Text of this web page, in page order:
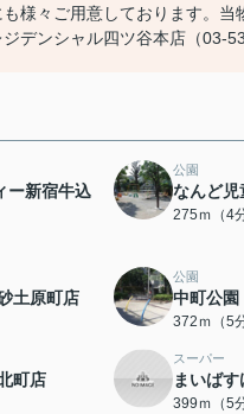
様々ご用意しております。
デンシャル四ツ谷本店（03-
ー新宿牛込
公園
なんど児
275ｍ（4分
土原町店
公園
中町公園
372ｍ（5分
町店
スーパー
まいば
399ｍ（5分